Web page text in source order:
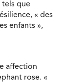
tels que
« des
enfants »,
affection
rose. «